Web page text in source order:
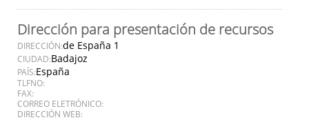
Dirección para presentación de recursos
DIRECCIÓN:de España 1
CIUDAD:Badajoz
PAÍS:España
TLFNO:
FAX:
CORREO ELETRÓNICO:
DIRECCIÓN WEB: